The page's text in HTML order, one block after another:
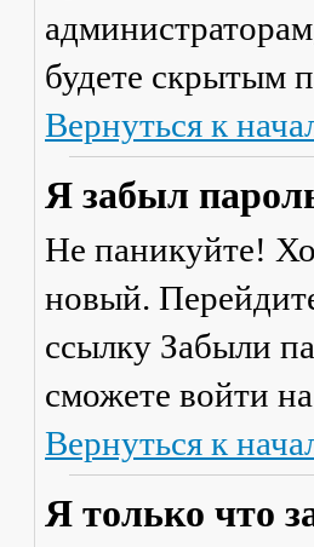
будете скрытым
Вернуться к
Я забыл
Не паникуйте!
новый.
ссылку Забыли
сможете войти
Вернуться к
Я только что